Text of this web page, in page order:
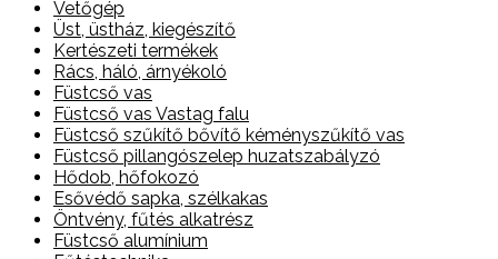
Vetőgép
Üst, üstház, kiegészítő
Kertészeti termékek
Rács, háló, árnyékoló
Füstcső vas
Füstcső vas Vastag falu
Füstcső szűkítő bővítő kéményszűkítő vas
Füstcső pillangószelep huzatszabályzó
Hődob, hőfokozó
Esővédő sapka, szélkakas
Öntvény, fűtés alkatrész
Füstcső alumínium